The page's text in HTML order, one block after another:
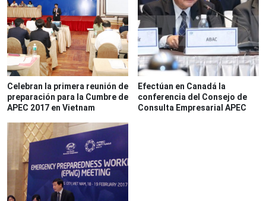
Celebran la primera reunión de
preparación para la Cumbre de
APEC 2017 en Vietnam
Efectúan en Canadá la
conferencia del Consejo de
Consulta Empresarial APEC